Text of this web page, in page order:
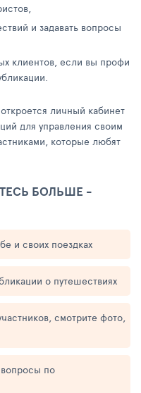
и задавать вопросы
клиентов, если вы профи
личный кабинет
для управления своим
которые любят
БОЛЬШЕ -
и своих поездках
о путешествиях
смотрите фото,
по